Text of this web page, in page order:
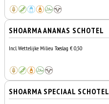
SHOARMA ANANAS SCHOTEL
Incl. Wettelijke Milieu Toeslag € 0,50
SHOARMA SPECIAAL SCHOTEL